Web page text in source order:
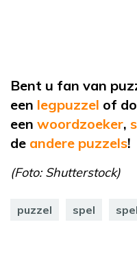
Bent u fan van
een legpuzzel of
een woordzoeker,
de andere puzzels!
(Foto: Shutterstock)
puzzel spel